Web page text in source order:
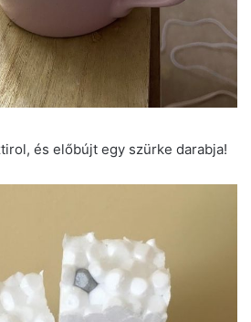
és előbújt egy szürke darabja!